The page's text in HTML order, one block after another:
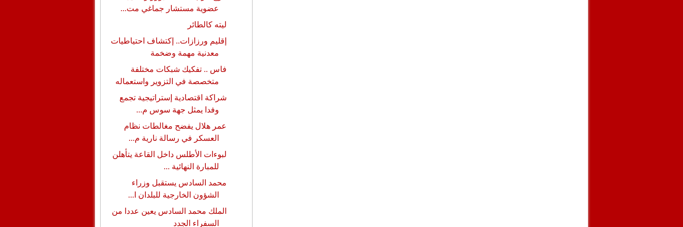
عضوية مستشار جماغي مت...
ليته كالطائر
إقليم ورزازات.. إكتشاف احتياطيات
معدنية مهمة وضخمة
فاس .. تفكيك شبكات مختلفة
متخصصة في التزوير واستعماله
شراكة اقتصادية إستراتيجية تجمع
وفدا يمثل جهة سوس م...
عمر هلال يفضح مغالطات نظام
العسكر في رسالة نارية م...
لبوءات الأطلس داخل القاعة يتأهلن
للمبارة النهائية ...
محمد السادس يستقبل وزراء
الشؤون الخارجية للبلدان ا...
الملك محمد السادس يعين عددا من
السفراء الجدد